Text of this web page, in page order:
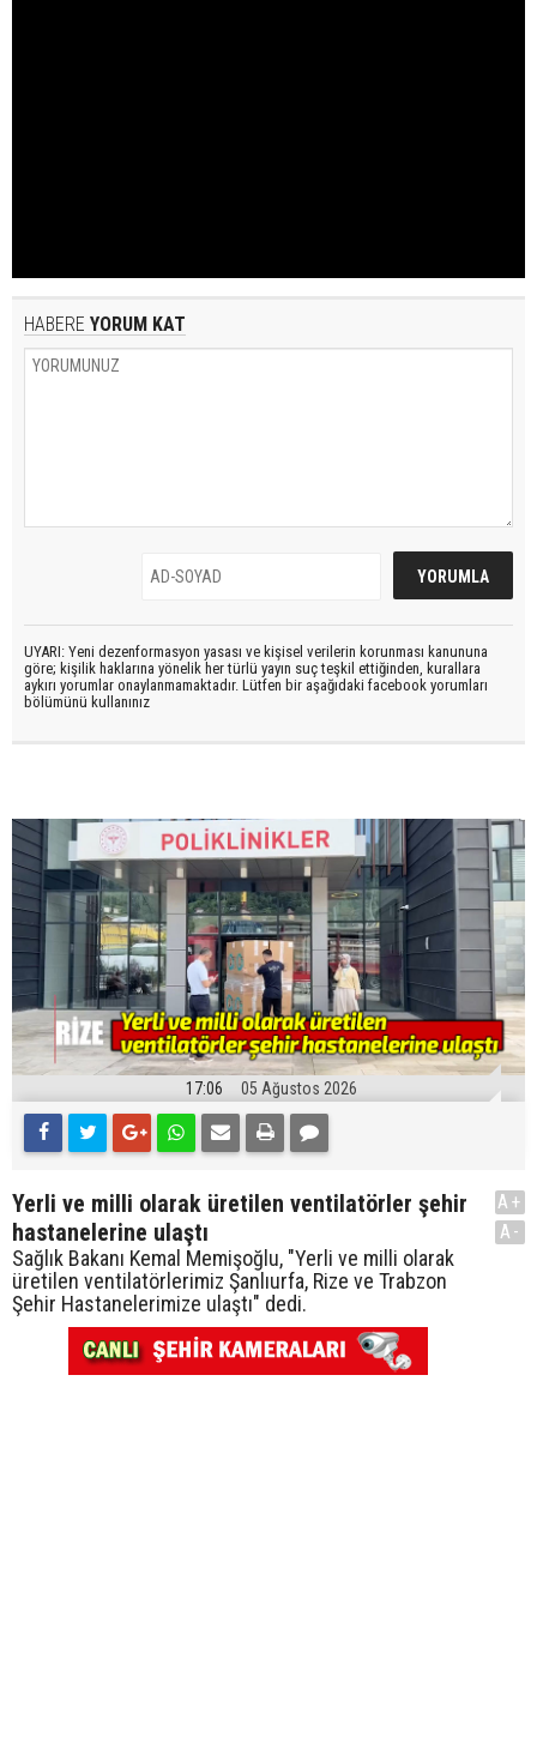
HABERE YORUM KAT
UYARI: Yeni dezenformasyon yasası ve kişisel verilerin korunması kanununa
göre; kişilik haklarına yönelik her türlü yayın suç teşkil ettiğinden, kurallara
aykırı yorumlar onaylanmamaktadır. Lütfen bir aşağıdaki facebook yorumları
bölümünü kullanınız
17:06 05 Ağustos 2026
Yerli ve milli olarak üretilen ventilatörler şehir
hastanelerine ulaştı
Sağlık Bakanı Kemal Memişoğlu, "Yerli ve milli olarak
üretilen ventilatörlerimiz Şanlıurfa, Rize ve Trabzon
Şehir Hastanelerimize ulaştı" dedi.
A+
A-